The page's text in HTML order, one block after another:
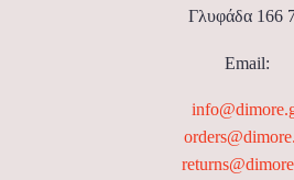
Γλυφάδα 166
Email: